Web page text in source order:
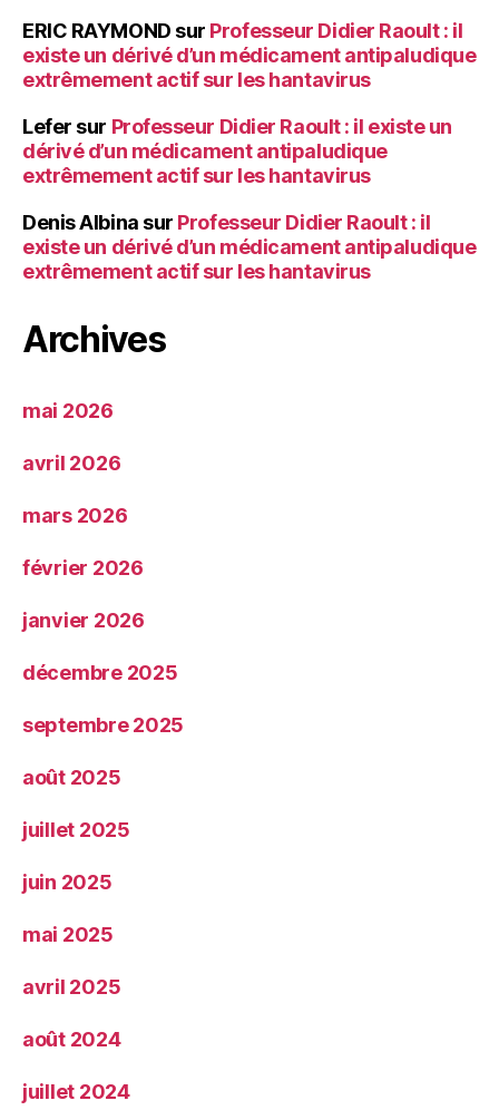
ERIC RAYMOND sur Professeur Didier Raoult : il
existe un dérivé d’un médicament antipaludique
extrêmement actif sur les hantavirus
Lefer sur Professeur Didier Raoult : il existe un
dérivé d’un médicament antipaludique
extrêmement actif sur les hantavirus
Denis Albina sur Professeur Didier Raoult : il
existe un dérivé d’un médicament antipaludique
extrêmement actif sur les hantavirus
Archives
mai 2026
avril 2026
mars 2026
février 2026
janvier 2026
décembre 2025
septembre 2025
août 2025
juillet 2025
juin 2025
mai 2025
avril 2025
août 2024
juillet 2024